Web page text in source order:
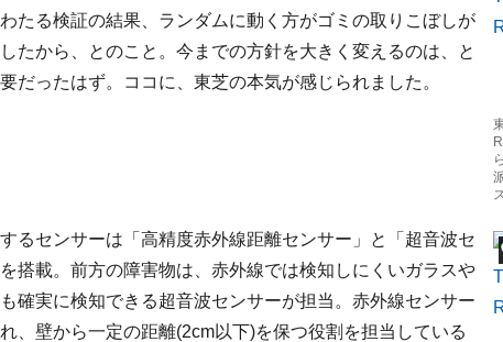
たる検証の結果、ランダムに動く方がゴミの取りこぼしが
たから、とのこと。今までの方針を大きく変えるのは、と
だったはず。ココに、東芝の本気が感じられました。
るセンサーは「高精度赤外線距離センサー」と「超音波セ
搭載。前方の障害物は、赤外線では検知しにくいガラスや
確実に検知できる超音波センサーが担当。赤外線センサー
、壁から一定の距離(2cm以下)を保つ役割を担当している